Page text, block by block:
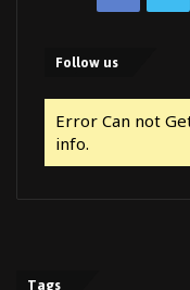
Follow us
Error Can not
info.
Tags